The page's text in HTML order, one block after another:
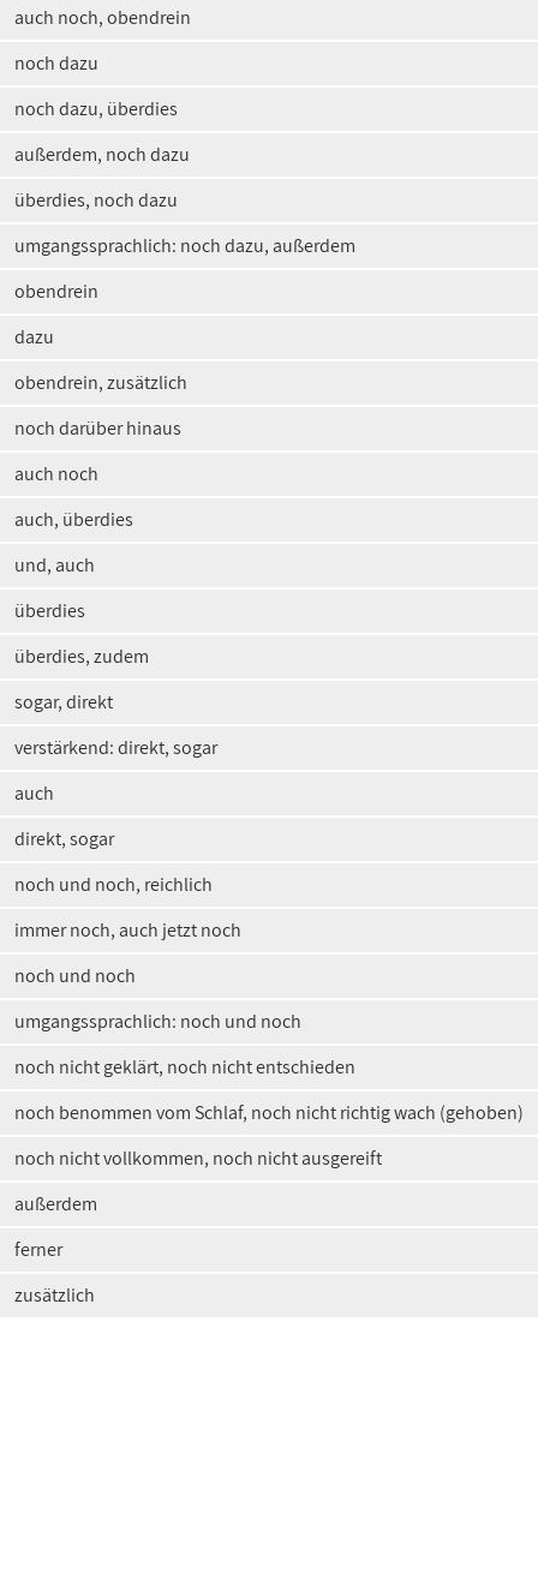
auch noch, obendrein
noch dazu
noch dazu, überdies
außerdem, noch dazu
überdies, noch dazu
umgangssprachlich: noch dazu, außerdem
obendrein
dazu
obendrein, zusätzlich
noch darüber hinaus
auch noch
auch, überdies
und, auch
überdies
überdies, zudem
sogar, direkt
verstärkend: direkt, sogar
auch
direkt, sogar
noch und noch, reichlich
immer noch, auch jetzt noch
noch und noch
umgangssprachlich: noch und noch
noch nicht geklärt, noch nicht entschieden
noch benommen vom Schlaf, noch nicht richtig wach (gehoben)
noch nicht vollkommen, noch nicht ausgereift
außerdem
ferner
zusätzlich